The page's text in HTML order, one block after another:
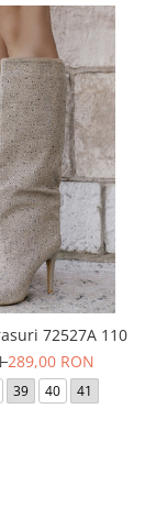
72527A 110
289,00 RON
39 40 41